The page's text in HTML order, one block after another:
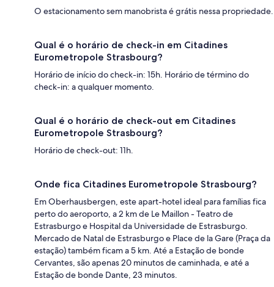
O estacionamento sem manobrista é grátis nessa propriedade.
Qual é o horário de check-in em Citadines
Eurometropole Strasbourg?
Horário de início do check-in: 15h. Horário de término do
check-in: a qualquer momento.
Qual é o horário de check-out em Citadines
Eurometropole Strasbourg?
Horário de check-out: 11h.
Onde fica Citadines Eurometropole Strasbourg?
Em Oberhausbergen, este apart-hotel ideal para famílias fica
perto do aeroporto, a 2 km de Le Maillon - Teatro de
Estrasburgo e Hospital da Universidade de Estrasburgo.
Mercado de Natal de Estrasburgo e Place de la Gare (Praça da
estação) também ficam a 5 km. Até a Estação de bonde
Cervantes, são apenas 20 minutos de caminhada, e até a
Estação de bonde Dante, 23 minutos.